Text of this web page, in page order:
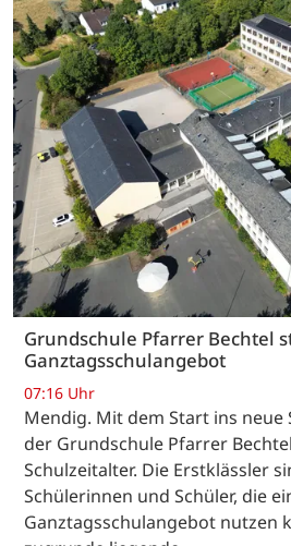
Grundschule Pfarrer Bechtel
Ganztagsschulangebot
07:16 Uhr
Mendig. Mit dem Start ins
der Grundschule Pfarrer
Schulzeitalter. Die Erstklässler
Schülerinnen und Schüler, die
Ganztagsschulangebot nutzen